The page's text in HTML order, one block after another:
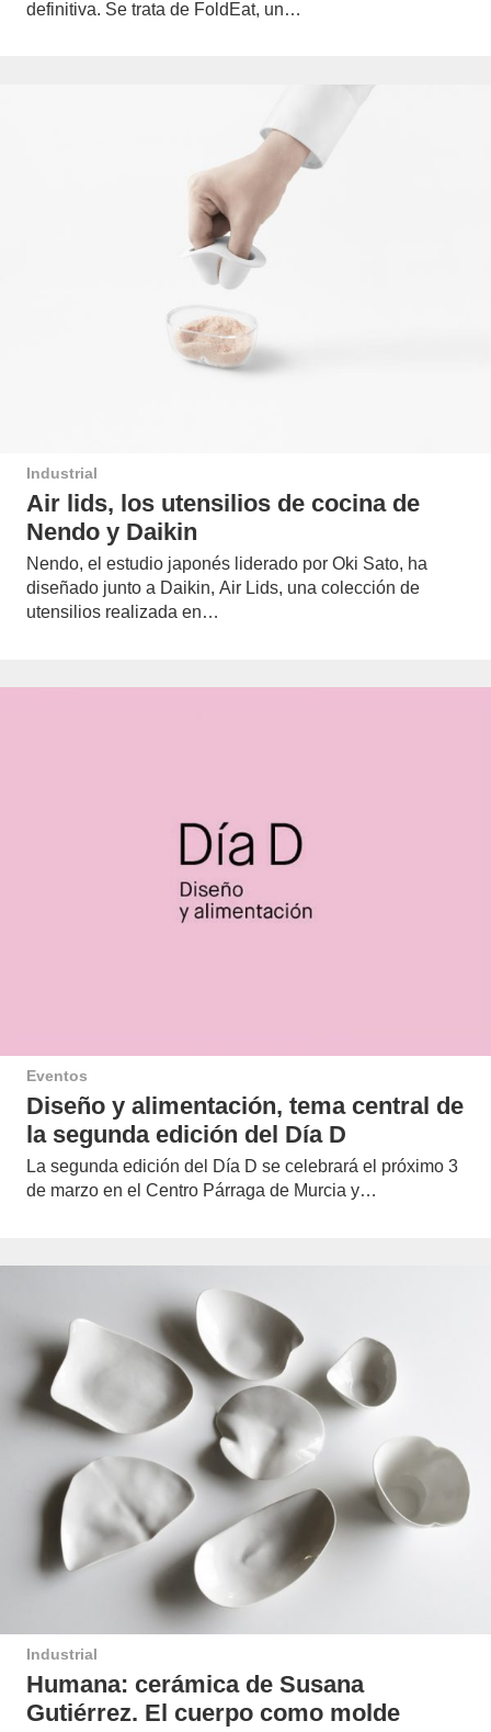
definitiva. Se trata de FoldEat, un…
Industrial
Air lids, los utensilios de cocina de
Nendo y Daikin
Nendo, el estudio japonés liderado por Oki Sato, ha
diseñado junto a Daikin, Air Lids, una colección de
utensilios realizada en…
Eventos
Diseño y alimentación, tema central de
la segunda edición del Día D
La segunda edición del Día D se celebrará el próximo 3
de marzo en el Centro Párraga de Murcia y…
Industrial
Humana: cerámica de Susana
Gutiérrez. El cuerpo como molde